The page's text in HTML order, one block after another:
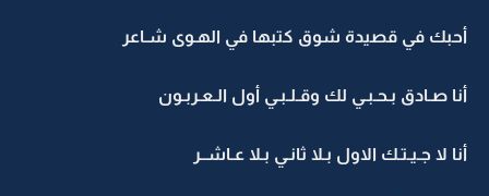
أحبك في قصيدة شوق كتبها في الهـوى شـاعر
أنا صـادق بـحـبـي لك وقـلـبـي أول الـعـربـون
أنا لا جـيـتـك الاول بـلا ثانـي بـلا عـاشــر